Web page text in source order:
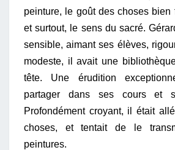
peinture, le goût des choses bien
et surtout, le sens du sacré.
sensible, aimant ses élèves,
modeste, il avait une
tête. Une érudition
partager dans ses cours et
Profondément croyant, il était
choses, et tentait de le
peintures.